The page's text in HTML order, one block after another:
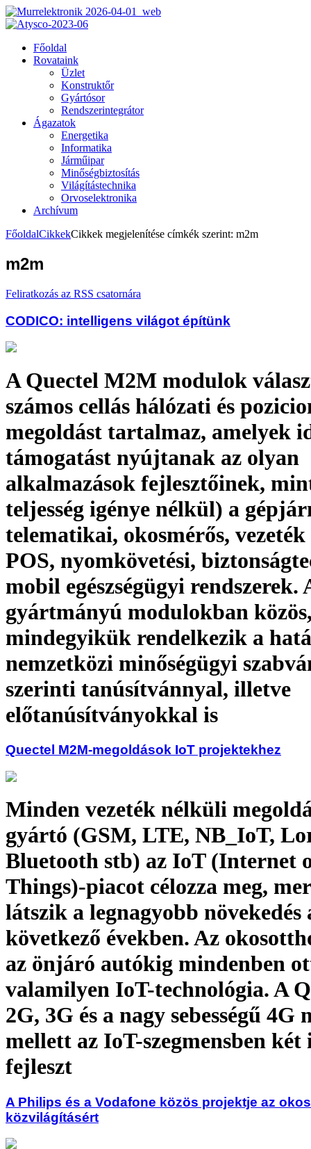
Főoldal
Rovataink
Üzlet
Konstruktőr
Gyártósor
Rendszerintegrátor
Ágazatok
Energetika
Informatika
Járműipar
Minőségbiztosítás
Világítástechnika
Orvoselektronika
Archívum
FőoldalCikkekCikkek megjelenítése címkék szerint: m2m
m2m
Feliratkozás az RSS csatornára
CODICO: intelligens világot építünk
A Quectel M2M modulok
számos cellás hálózati és
megoldást tartalmaz, amelyek
támogatást nyújtanak az olyan
alkalmazások fejlesztőinek,
teljesség igénye nélkül) a
telematikai, okosmérős,
POS, nyomkövetési,
mobil egészségügyi rendszerek.
gyártmányú modulokban
mindegyikük rendelkezik a
nemzetközi minőségügyi
szerinti tanúsítvánnyal, illetve
előtanúsítványokkal is
Quectel M2M-megoldások IoT projektekhez
Minden vezeték nélküli
gyártó (GSM, LTE, NB_IoT,
Bluetooth stb) az IoT (Internet
Things)-piacot célozza meg,
látszik a legnagyobb növekedés
következő években. Az
az önjáró autókig mindenben
valamilyen IoT-technológia. A
2G, 3G és a nagy sebességű 4G
mellett az IoT-szegmensben
fejleszt
A Philips és a Vodafone közös projektje az okos
közvilágításért